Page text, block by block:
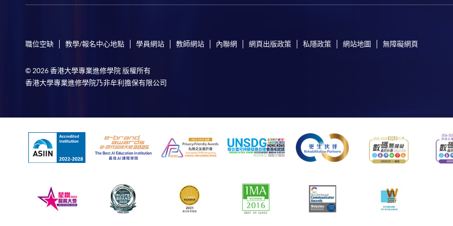
職位空缺 教學/報名中心地點 學員網站 教師網站 內聯網 網頁出版政策 私隱政策 網站地圖 無障礙網頁
© 2026 香港大學專業進修學院 版權所有
香港大學專業進修學院乃非牟利擔保有限公司